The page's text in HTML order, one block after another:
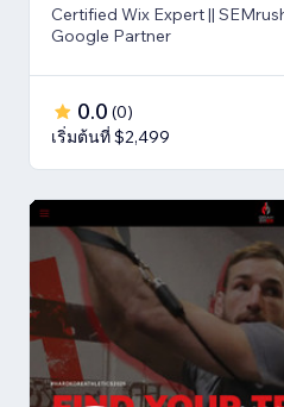
Certified Wix Expert ||
Google Partner
0.0 (0)
เริ่มต้นที่ $2,499